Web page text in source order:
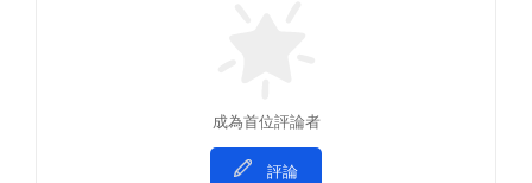
成為首位評論者
評論